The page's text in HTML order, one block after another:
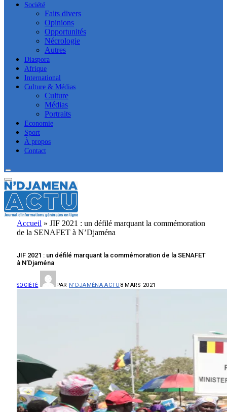
Société
Faits divers
Opinions
Opportunités
Nécrologie
Autres
Diaspora
Afrique
International
Culture & Médias
Culture
Médias
Portraits
Economie
Sport
À propos
Contact
Accueil » JIF 2021 : un défilé marquant la commémoration
de la SENAFET à N’Djaména
JIF 2021 : un défilé marquant la commémoration de la SENAFET
à N’Djaména
SOCIÉTÉ PAR N'DJAMÉNA ACTU 8 MARS 2021